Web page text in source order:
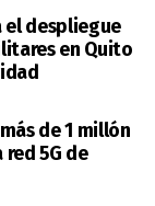
el despliegue
en Quito
de 1 millón
red 5G de